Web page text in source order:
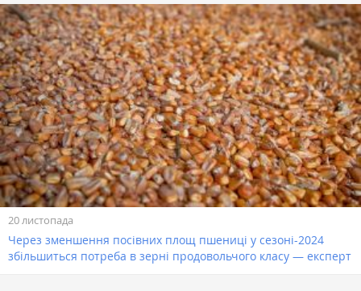
20 листопада
Через зменшення посівних площ пшениці у сезоні-2024
збільшиться потреба в зерні продовольчого класу — експерт